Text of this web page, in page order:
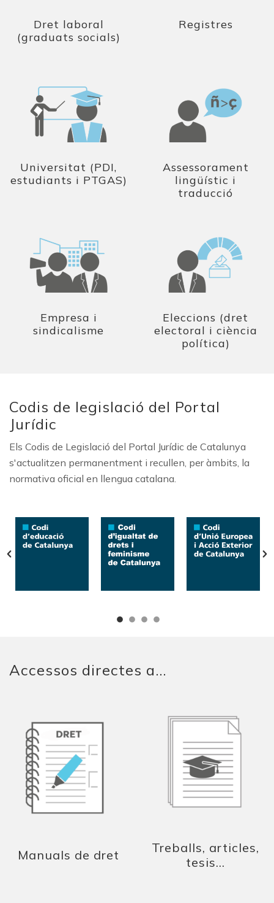
Dret laboral
(graduats socials)
Registres
Universitat (PDI,
estudiants i PTGAS)
Assessorament
lingüístic i
traducció
Empresa i
sindicalisme
Eleccions (dret
electoral i ciència
política)
Codis de legislació del Portal
Jurídic
Els Codis de Legislació del Portal Jurídic de Catalunya
s'actualitzen permanentment i recullen, per àmbits, la
normativa oficial en llengua catalana.
Accessos directes a...
Manuals de dret
Treballs, articles,
tesis...